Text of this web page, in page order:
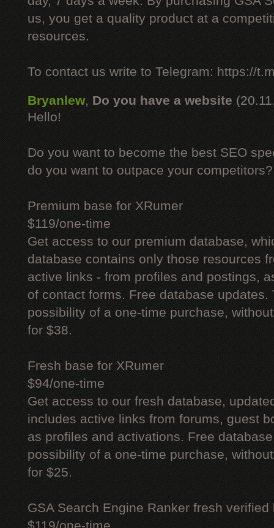
us, you get a quality product at a
resources.
To contact us write to Telegram: https://
Bryanlew, Do you have a website
Hello!
Do you want to become the best SEO
do you want to outpace your competitors?
Premium base for XRumer
$119/one-time
Get access to our premium database,
database contains only those resources
active links - from profiles and postings,
of contact forms. Free database updates.
possibility of a one-time purchase,
for $38.
Fresh base for XRumer
$94/one-time
Get access to our fresh database,
includes active links from forums, guest
as profiles and activations. Free
possibility of a one-time purchase,
for $25.
GSA Search Engine Ranker fresh verified